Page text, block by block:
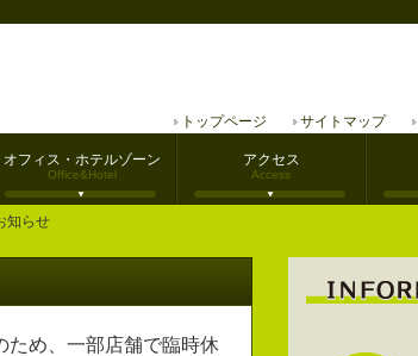
トップページ サイトマップ
オフィス・ホテルゾーン
Office&Hotel
アクセス
Access
知らせ
ため、一部店舗で臨時休